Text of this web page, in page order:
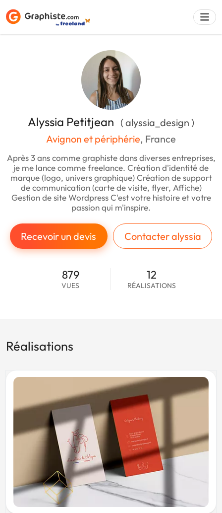
Alyssia Petitjean ( alyssia_design )
Avignon et périphérie, France
Après 3 ans comme graphiste dans diverses entreprises,
je me lance comme freelance. Création d'identité de
marque (logo, univers graphique) Création de support
de communication (carte de visite, flyer, Affiche)
Gestion de site Wordpress C'est votre histoire et votre
passion qui m'inspire.
Recevoir un devis Contacter alyssia
879
VUES
12
RÉALISATIONS
Réalisations